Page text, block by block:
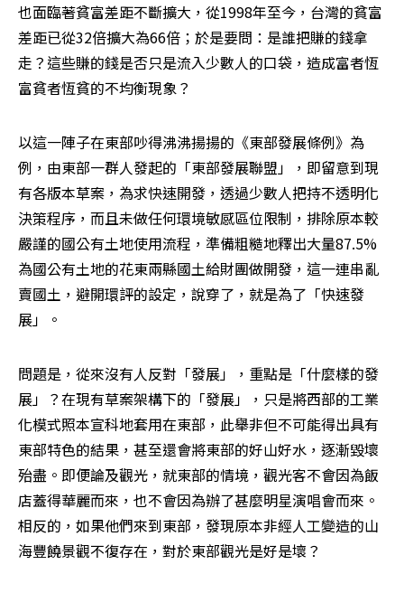
也面臨著貧富差距不斷擴大，從1998年至今，台灣的貧富
差距已從32倍擴大為66倍；於是要問：是誰把賺的錢拿
走？這些賺的錢是否只是流入少數人的口袋，造成富者恆
富貧者恆貧的不均衡現象？
以這一陣子在東部吵得沸沸揚揚的《東部發展條例》為
例，由東部一群人發起的「東部發展聯盟」，即留意到現
有各版本草案，為求快速開發，透過少數人把持不透明化
決策程序，而且未做任何環境敏感區位限制，排除原本較
嚴謹的國公有土地使用流程，準備粗糙地釋出大量87.5%
為國公有土地的花東兩縣國土給財團做開發，這一連串亂
賣國土，避開環評的設定，說穿了，就是為了「快速發
展」。
問題是，從來沒有人反對「發展」，重點是「什麼樣的發
展」？在現有草案架構下的「發展」，只是將西部的工業
化模式照本宣科地套用在東部，此舉非但不可能得出具有
東部特色的結果，甚至還會將東部的好山好水，逐漸毀壞
殆盡。即便論及觀光，就東部的情境，觀光客不會因為飯
店蓋得華麗而來，也不會因為辦了甚麼明星演唱會而來。
相反的，如果他們來到東部，發現原本非經人工變造的山
海豐饒景觀不復存在，對於東部觀光是好是壞？